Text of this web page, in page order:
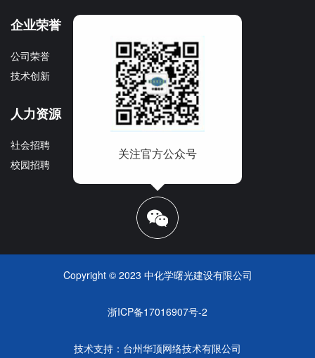
企业荣誉
公司荣誉
技术创新
文化理念
企业宣传册
人力资源
社会招聘
校园招聘
关注官方公众号
Copyright © 2023 中化学曙光建设有限公司
浙ICP备17016907号-2
技术支持： 台州华顶网络技术有限公司